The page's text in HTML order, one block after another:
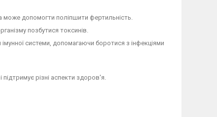
може допомогти поліпшити фертильність.
позбутися токсинів.
системи, допомагаючи боротися з інфекціями
різні аспекти здоров'я.